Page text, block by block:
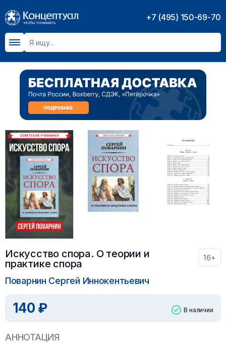
+7 (495) 150-69-70
Искусство спора. О теории и
практике спора
16+
Поварнин Сергей Иннокентьевич
140 ₽ В наличии
АННОТАЦИЯ